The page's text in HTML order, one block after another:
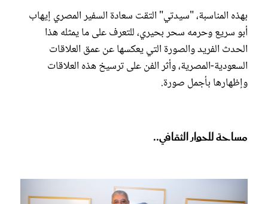
بهذه المناسبة، "سيدتي" التقت سعادة السفير المصري إيهاب
أبو سريع وحرمه سحر بحيري، للتعرف على ما يمثله هذا
الحدث الفريد والصورة التي يعكسها عن عمق العلاقات
السعودية-المصرية، وأثر الفن على ترسيخ هذه العلاقات
وإظهارها بأجمل صورة.
مساحة للحوار الثقافي..